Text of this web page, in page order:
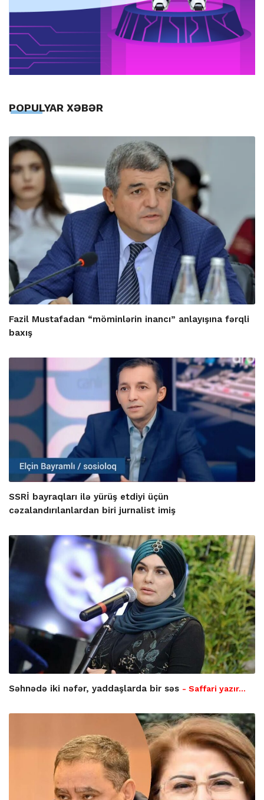
POPULYAR XƏBƏR
Fazil Mustafadan “möminlərin inancı” anlayışına fərqli
baxış
SSRİ bayraqları ilə yürüş etdiyi üçün
cəzalandırılanlardan biri jurnalist imiş
Səhnədə iki nəfər, yaddaşlarda bir səs - Saffari yazır…